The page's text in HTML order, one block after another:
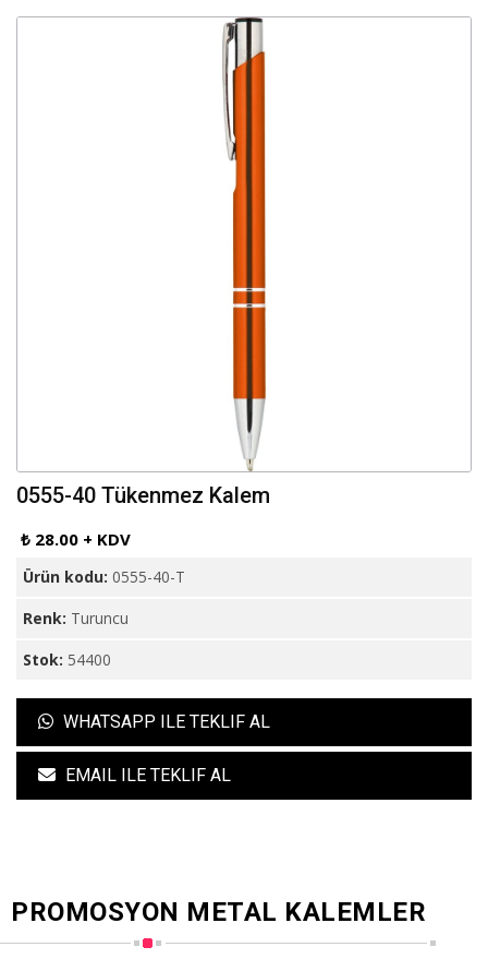
0555-40 Tükenmez Kalem
₺ 28.00 + KDV
Ürün kodu: 0555-40-T
Renk: Turuncu
Stok: 54400
WHATSAPP ILE TEKLIF AL
EMAIL ILE TEKLIF AL
PROMOSYON METAL KALEMLER